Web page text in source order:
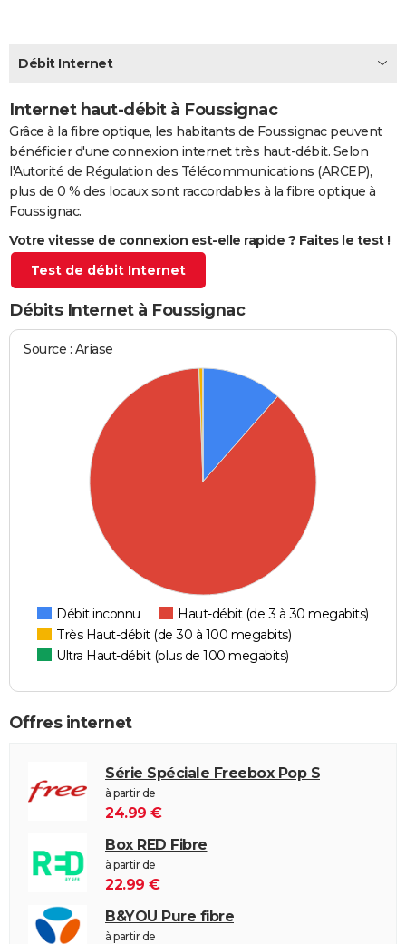
GUIDES D'ACHAT
CARTE DE VOEUX
Carte de Noël
Carte Bonne année
Carte Saint-Valentin
Carte Pâques
Carte d'anniversaire
DICTIONNAIRE
Biographies
Expressions
PROGRAMME TV
COPAINS D'AVANT
S'inscrire
Se connecter
Lycées
Collèges
Primaires
Universités
Entreprises
Service militaire
Avis de recherche
AVIS DE DÉCÈS
FORUM
Bricolage
Lifestyle
Culture
Sport
Auto
Television
Voyage
Cinema
Débit Internet
Internet haut-débit à Foussignac
Grâce à la fibre optique, les habitants de Foussignac peuvent
bénéficier d'une connexion internet très haut-débit. Selon
l'Autorité de Régulation des Télécommunications (ARCEP),
plus de 0 % des locaux sont raccordables à la fibre optique à
Foussignac.
Votre vitesse de connexion est-elle rapide ? Faites le test !
Test de débit Internet
Débits Internet à Foussignac
Source : Ariase
Débit inconnu
Haut-débit (de 3 à 30 megabits)
Très Haut-débit (de 30 à 100 megabits)
Ultra Haut-débit (plus de 100 megabits)
Offres internet
Série Spéciale Freebox Pop S
à partir de
24.99 €
Box RED Fibre
à partir de
22.99 €
B&YOU Pure fibre
à partir de